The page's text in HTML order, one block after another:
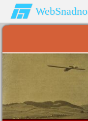
WebSnadno